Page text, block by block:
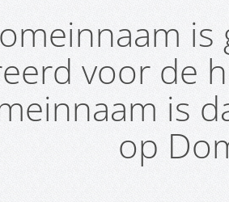
voor de
is
op